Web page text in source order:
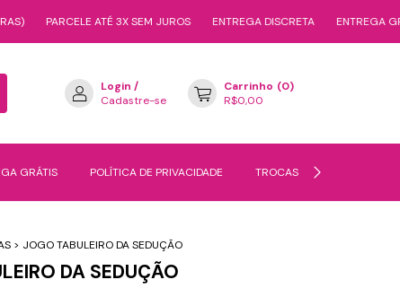
PARCELE ATÉ 3X SEM JUROS ENTREGA DISCRETA ENTREGA GRÁTIS A
Login /
Cadastre-se
Carrinho (0)
R$0,00
GRÁTIS POLÍTICA DE PRIVACIDADE TROCAS E DEVOLUÇÕES
> JOGO TABULEIRO DA SEDUÇÃO
DA SEDUÇÃO